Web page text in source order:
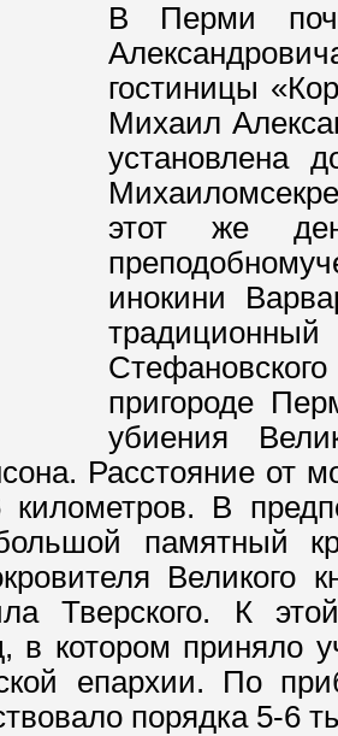
В Перми
гостиницы
Михаил
установлена
этот же
инокини
пригороде
убиения
Расстояние от
километров. В
памятный
Великого
Тверского. К
в котором приняло
епархии. По
порядка 5-6